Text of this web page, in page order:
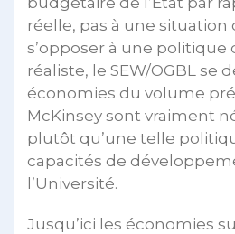
réelle, pas à une situation
s’opposer à une politique
réaliste, le SEW/OGBL se
économies du volume
McKinsey sont vraiment
plutôt qu’une telle
capacités de
l’Université.
Jusqu’ici les économies